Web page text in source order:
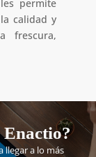
permite
calidad y
frescura,
Enactio?
llegar a lo más